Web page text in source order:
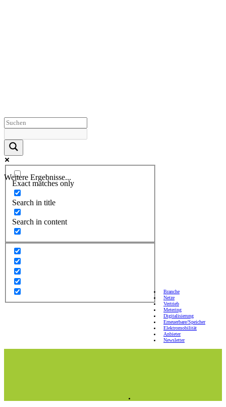
Weitere Ergebnisse...
Exact matches only
Search in title
Search in content
Branche
Netze
Vertrieb
Metering
Digitalisierung
Erneuerbare/Speicher
Elektromobilität
Anbieter
Newsletter